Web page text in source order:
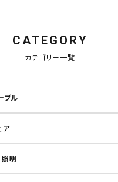
CATEGORY
カテゴリー一覧
ル
明